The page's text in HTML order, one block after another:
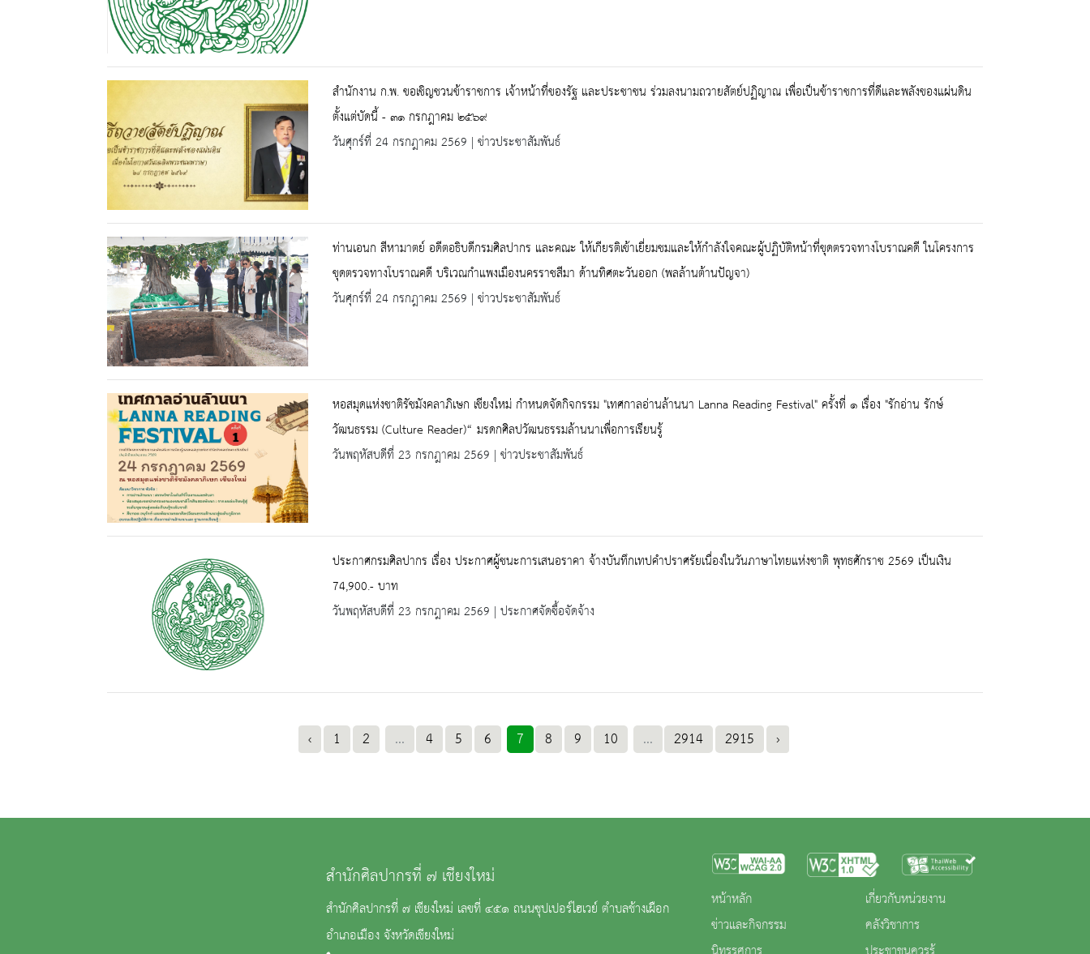
สำนักงาน ก.พ. ขอเชิญชวนข้าราชการ เจ้าหน้าที่ของรัฐ และประชาชน ร่วมลงนามถวายสัตย์ปฏิญาณ เพื่อเป็นข้าราชการที่ดีและพลังของแผ่นดิน
ตั้งแต่บัดนี้ - ๓๑ กรกฎาคม ๒๕๖๙
วันศุกร์ที่ 24 กรกฎาคม 2569 | ข่าวประชาสัมพันธ์
ท่านเอนก สีหามาตย์ อดีตอธิบดีกรมศิลปากร และคณะ ให้เกียรติเข้าเยี่ยมชมและให้กำลังใจคณะผู้ปฏิบัติหน้าที่ขุดตรวจทางโบราณคดี ในโครงการ
ขุดตรวจทางโบราณคดี บริเวณกำแพงเมืองนครราชสีมา ด้านทิศตะวันออก (พลล้านต้านปัญจา)
วันศุกร์ที่ 24 กรกฎาคม 2569 | ข่าวประชาสัมพันธ์
หอสมุดแห่งชาติรัชมังคลาภิเษก เชียงใหม่ กำหนดจัดกิจกรรม "เทศกาลอ่านล้านนา Lanna Reading Festival" ครั้งที่ ๑ เรื่อง "รักอ่าน รักษ์
วัฒนธรรม (Culture Reader)“ มรดกศิลปวัฒนธรรมล้านนาเพื่อการเรียนรู้
วันพฤหัสบดีที่ 23 กรกฎาคม 2569 | ข่าวประชาสัมพันธ์
ประกาศกรมศิลปากร เรื่อง ประกาศผู้ชนะการเสนอราคา จ้างบันทึกเทปคำปราศรัยเนื่องในวันภาษาไทยแห่งชาติ พุทธศักราช 2569 เป็นเงิน
74,900.- บาท
วันพฤหัสบดีที่ 23 กรกฎาคม 2569 | ประกาศจัดซื้อจัดจ้าง
‹ 1 2 ... 4 5 6 7 8 9 10 ... 2914 2915 ›
สำนักศิลปากรที่ ๗ เชียงใหม่
สำนักศิลปากรที่ ๗ เชียงใหม่ เลขที่ ๔๕๑ ถนนซุปเปอร์ไฮเวย์ ตำบลช้างเผือก
อำเภอเมือง จังหวัดเชียงใหม่
หน้าหลัก
ข่าวและกิจกรรม
เกี่ยวกับหน่วยงาน
คลังวิชาการ